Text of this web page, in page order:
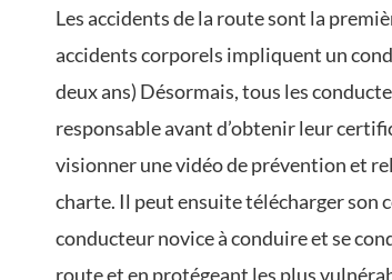
Les accidents de la route sont la
accidents corporels impliquent un
deux ans) Désormais, tous les
responsable avant d’obtenir leur
visionner une vidéo de prévention et
charte. Il peut ensuite télécharger son
conducteur novice à conduire et se
route et en protégeant les plus